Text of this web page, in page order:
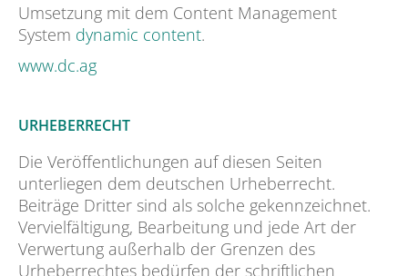
Umsetzung mit dem Content Management
System dynamic content.
www.dc.ag
URHEBERRECHT
Die Veröffentlichungen auf diesen Seiten
unterliegen dem deutschen Urheberrecht.
Beiträge Dritter sind als solche gekennzeichnet.
Vervielfältigung, Bearbeitung und jede Art der
Verwertung außerhalb der Grenzen des
Urheberrechtes bedürfen der schriftlichen